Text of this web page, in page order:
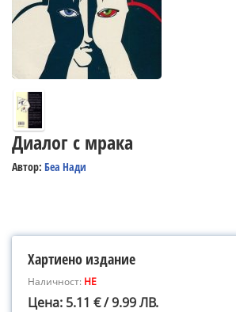
Диалог с мрака
Автор: Беа Нади
Хартиено издание
Наличност: НЕ
Цена: 5.11 € / 9.99 ЛВ.